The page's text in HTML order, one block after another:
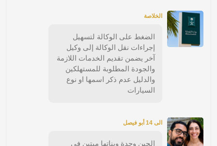
الخلاصة
الضغط على الوكالة لتسهيل
إجراءات نقل الوكالة إلى وكيل
آخر يضمن تقديم الخدمات اللازمة
والجودة المطلوبة للمستهلكين
والدليل عدم ذكر اسمها او نوع
السيارات
الى 14 أبو فيصل
الحين وحدة وبناتها ميتين في